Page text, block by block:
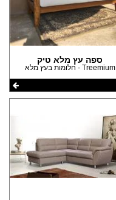
ספה עץ מלא טיק
Treemium - חלומות בעץ מלא